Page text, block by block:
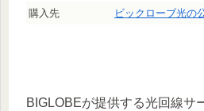
購入先 ビックローブ光の
BIGLOBEが提供する光回線サ